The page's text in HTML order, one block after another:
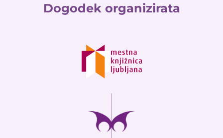
Dogodek organizirata